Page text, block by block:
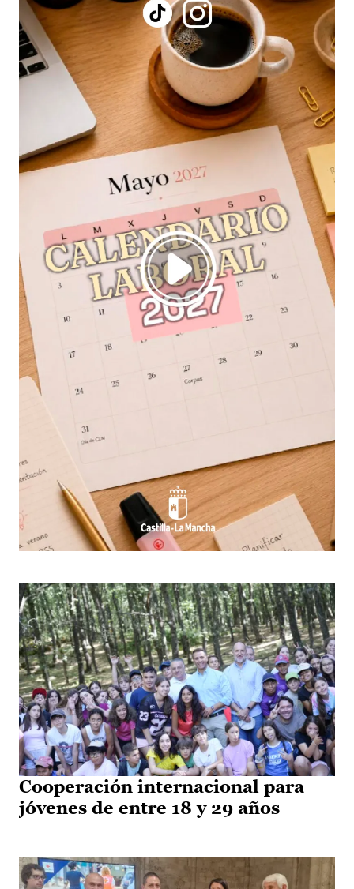
Cooperación internacional para
jóvenes de entre 18 y 29 años